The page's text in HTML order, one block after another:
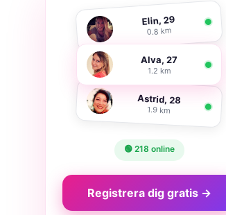
Elin, 29
0.8 km
Alva, 27
1.2 km
Astrid, 28
1.9 km
🟢 218 online
Registrera dig gratis →